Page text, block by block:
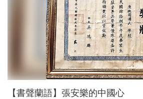
【書聲蘭語】張安樂的中國心